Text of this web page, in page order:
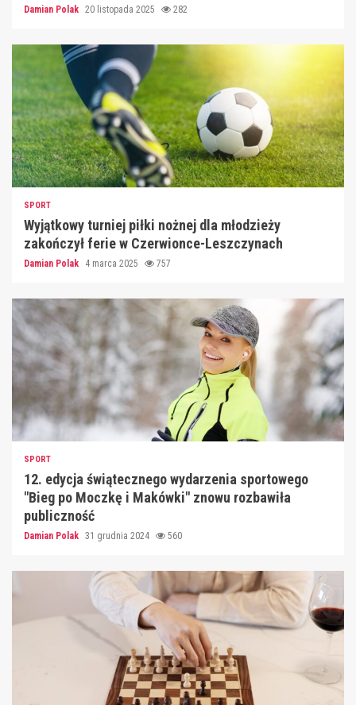
Damian Polak 20 listopada 2025 282
SPORT
Wyjątkowy turniej piłki nożnej dla młodzieży
zakończył ferie w Czerwionce-Leszczynach
Damian Polak 4 marca 2025 757
SPORT
12. edycja świątecznego wydarzenia sportowego
"Bieg po Moczkę i Makówki" znowu rozbawiła
publiczność
Damian Polak 31 grudnia 2024 560